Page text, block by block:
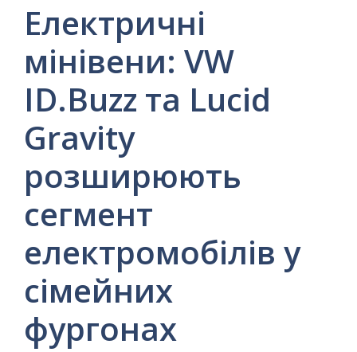
Електричні
мінівени: VW
ID.Buzz та Lucid
Gravity
розширюють
сегмент
електромобілів у
сімейних
фургонах